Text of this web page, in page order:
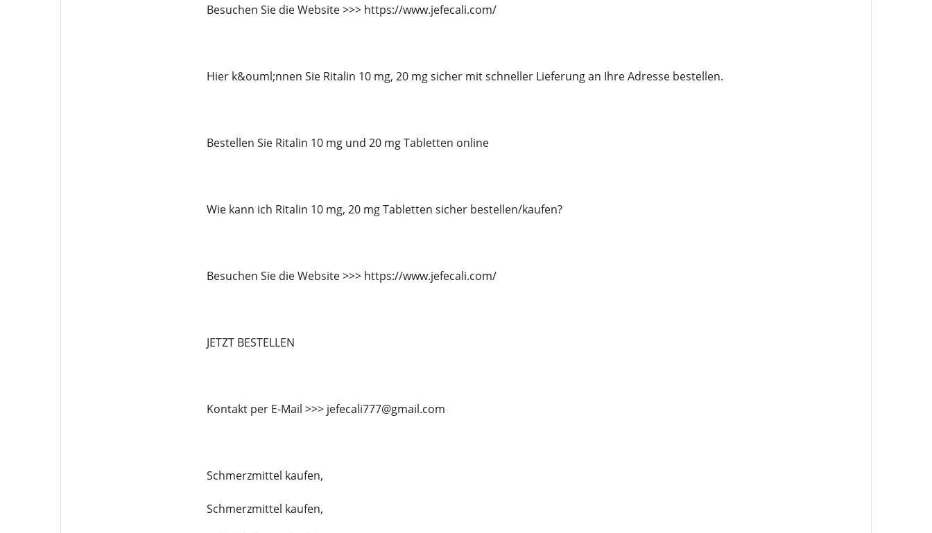
Besuchen Sie die Website >>> https://www.jefecali.com/
Hier k&ouml;nnen Sie Ritalin 10 mg, 20 mg sicher mit schneller Lieferung an Ihre Adresse bestellen.
Bestellen Sie Ritalin 10 mg und 20 mg Tabletten online
Wie kann ich Ritalin 10 mg, 20 mg Tabletten sicher bestellen/kaufen?
Besuchen Sie die Website >>> https://www.jefecali.com/
JETZT BESTELLEN
Kontakt per E-Mail >>> jefecali777@gmail.com
Schmerzmittel kaufen,
Schmerzmittel kaufen,